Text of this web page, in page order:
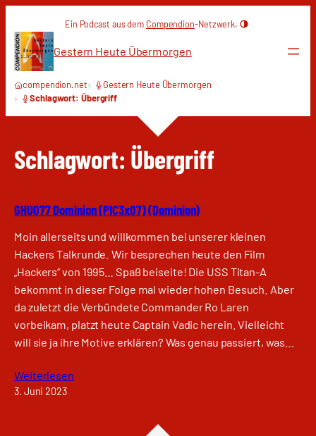
Inhalt
springen
Ein Podcast aus dem Compendion-Netzwerk.
Gestern Heute Übermorgen
compendion.net
Gestern Heute Übermorgen
Schlagwort: Übergriff
Schlagwort: Übergriff
GHU077 Dominion (PIC3x07) (Dominion)
Moin allerseits und willkommen bei unserer kleinen
Hackers Talkrunde. Wir besprechen heute den Film
„Hackers“ von 1995… Spaß beiseite! Die USS Titan-A
bekommt in dieser Folge mal wieder hohen Besuch. Aber
da zuletzt die Verbündete Commander Ro Laren
vorbeikam, platzt heute Captain Vadic herein. Vielleicht
will sie ja ihre Motive erklären? Was genau passiert, was…
Weiterlesen
3. Juni 2023